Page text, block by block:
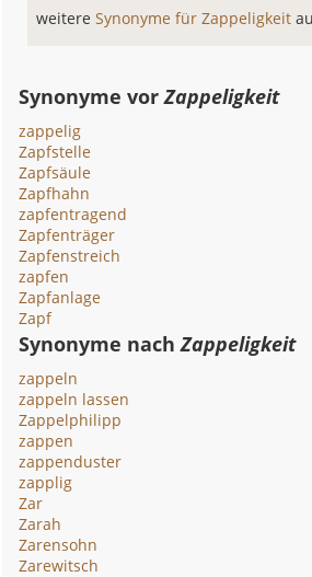
weitereSynonyme für Zappeligkeit
Synonyme vorZappeligkeit
zappelig
Zapfstelle
Zapfsäule
Zapfhahn
zapfentragend
Zapfenträger
Zapfenstreich
zapfen
Zapfanlage
Zapf
Synonyme nachZappeligkeit
zappeln
zappeln lassen
Zappelphilipp
zappen
zappenduster
zapplig
Zar
Zarah
Zarensohn
Zarewitsch